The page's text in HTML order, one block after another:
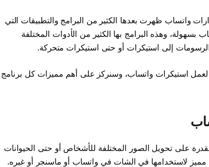
واتساب ظهرت بعدها الكثير من البرامج والتطبيقات التي
وهذه البرامج بها الكثير من الأدوات المختلفة
إلى استيكرات أو حتى استيكرات متحركة.
سنستعرض أفضل 9 البرامج لعمل استيكرات واتساب، وسنركز على أهم مميزات كل برنامج
على تحويل الصور المختلفة للأشخاص أو حتى الحيوانات
لاستخدامها في الشات في واتساب أو ماسنجر أو غيره.